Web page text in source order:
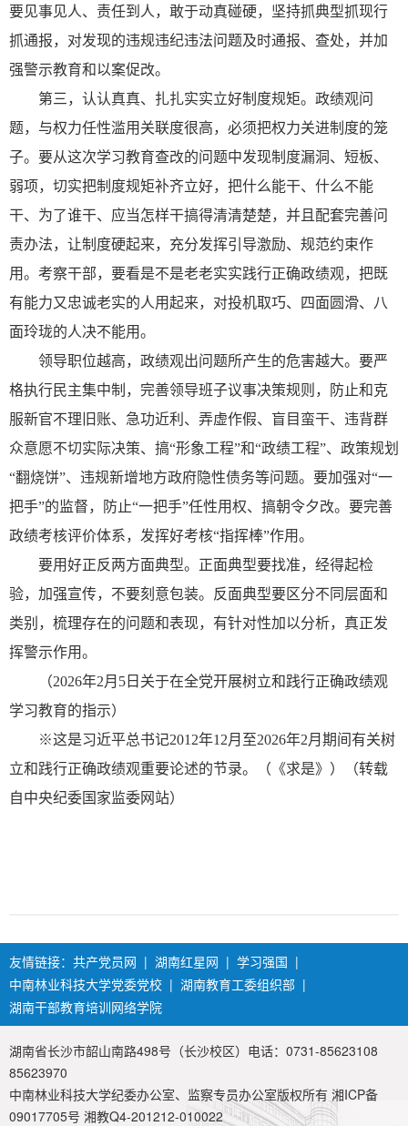
要见事见人、责任到人，敢于动真碰硬，坚持抓典型抓现行
抓通报，对发现的违规违纪违法问题及时通报、查处，并加
强警示教育和以案促改。
第三，认认真真、扎扎实实立好制度规矩。政绩观问
题，与权力任性滥用关联度很高，必须把权力关进制度的笼
子。要从这次学习教育查改的问题中发现制度漏洞、短板、
弱项，切实把制度规矩补齐立好，把什么能干、什么不能
干、为了谁干、应当怎样干搞得清清楚楚，并且配套完善问
责办法，让制度硬起来，充分发挥引导激励、规范约束作
用。考察干部，要看是不是老老实实践行正确政绩观，把既
有能力又忠诚老实的人用起来，对投机取巧、四面圆滑、八
面玲珑的人决不能用。
领导职位越高，政绩观出问题所产生的危害越大。要严
格执行民主集中制，完善领导班子议事决策规则，防止和克
服新官不理旧账、急功近利、弄虚作假、盲目蛮干、违背群
众意愿不切实际决策、搞“形象工程”和“政绩工程”、政策规划
“翻烧饼”、违规新增地方政府隐性债务等问题。要加强对“一
把手”的监督，防止“一把手”任性用权、搞朝令夕改。要完善
政绩考核评价体系，发挥好考核“指挥棒”作用。
要用好正反两方面典型。正面典型要找准，经得起检
验，加强宣传，不要刻意包装。反面典型要区分不同层面和
类别，梳理存在的问题和表现，有针对性加以分析，真正发
挥警示作用。
（2026年2月5日关于在全党开展树立和践行正确政绩观
学习教育的指示）
※这是习近平总书记2012年12月至2026年2月期间有关树
立和践行正确政绩观重要论述的节录。（《求是》）（转载
自中央纪委国家监委网站）
友情链接： 共产党员网 | 湖南红星网 | 学习强国 |
中南林业科技大学党委党校 | 湖南教育工委组织部 |
湖南干部教育培训网络学院
湖南省长沙市韶山南路498号（长沙校区）电话：0731-85623108
85623970
中南林业科技大学纪委办公室、监察专员办公室版权所有 湘ICP备
09017705号 湘教Q4-201212-010022